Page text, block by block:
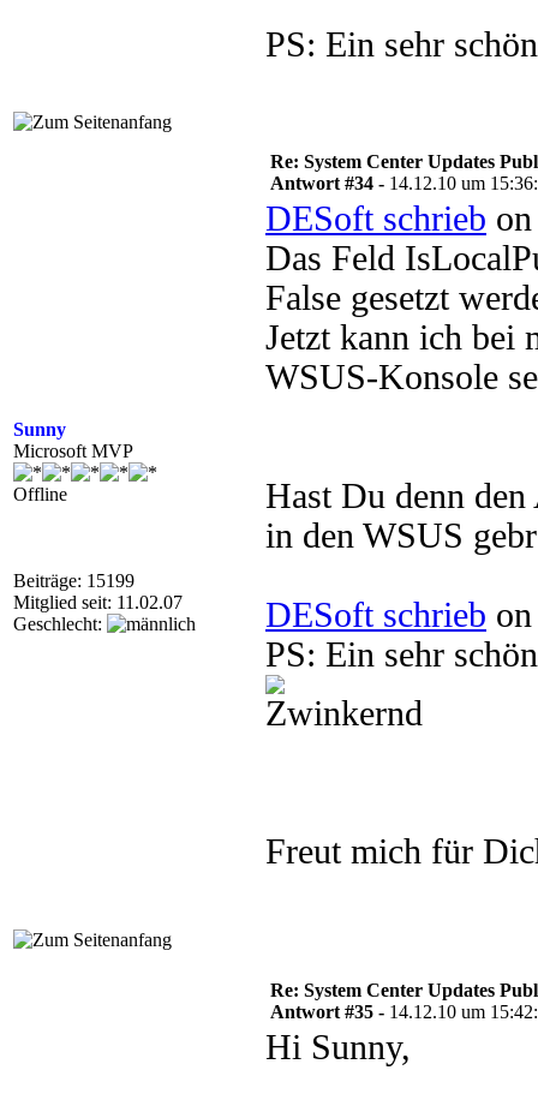
PS: Ein sehr
Sunny
Microsoft MVP
Offline
Beiträge: 15199
Mitglied seit: 11.02.07
Geschlecht:
Re: System Center Updates
Antwort #34 - 14.12.10 um
DESoft schrieb
Das Feld
False gesetzt
Jetzt kann ich bei
WSUS-Konsole
Hast Du denn
in den WSUS
DESoft schrieb
PS: Ein sehr
Freut mich für
Re: System Center Updates
Antwort #35 - 14.12.10 um
Hi Sunny,